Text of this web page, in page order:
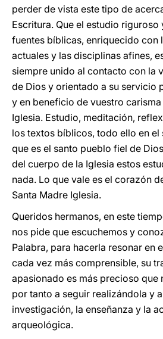
perder de vista este tipo de
Escritura. Que el estudio
fuentes bíblicas, enriquecido con
actuales y las disciplinas afines,
siempre unido al contacto con la
de Dios y orientado a su servicio
y en beneficio de vuestro
Iglesia. Estudio, meditación,
los textos bíblicos, todo ello en el
que es el santo pueblo fiel de
del cuerpo de la Iglesia estos
nada. Lo que vale es el corazón
Santa Madre Iglesia.
Queridos hermanos, en este
nos pide que escuchemos y
Palabra, para hacerla resonar en
cada vez más comprensible, su
apasionado es más precioso que
por tanto a seguir realizándola y
investigación, la enseñanza y la
arqueológica.